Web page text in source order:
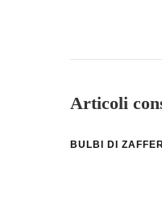
Articoli
BULBI DI